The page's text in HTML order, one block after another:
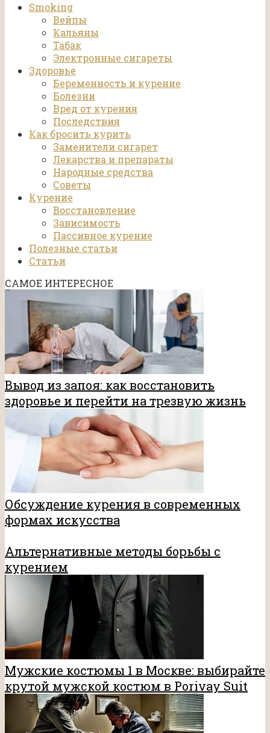
Smoking
Вейпы
Кальяны
Табак
Электронные сигареты
Здоровье
Беременность и курение
Болезни
Вред от курения
Последствия
Как бросить курить
Заменители сигарет
Лекарства и препараты
Народные средства
Советы
Курение
Восстановление
Зависимость
Пассивное курение
Полезные статьи
Статьи
САМОЕ ИНТЕРЕСНОЕ
Вывод из запоя: как восстановить
здоровье и перейти на трезвую жизнь
Обсуждение курения в современных
формах искусства
Альтернативные методы борьбы с
курением
Мужские костюмы 1 в Москве: выбирайте
крутой мужской костюм в Porivay Suit